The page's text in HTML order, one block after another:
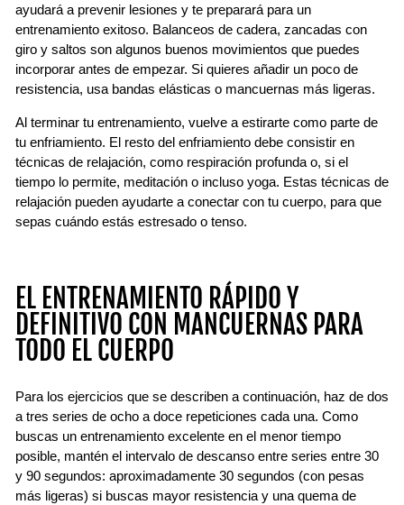
ayudará a prevenir lesiones y te preparará para un
entrenamiento exitoso. Balanceos de cadera, zancadas con
giro y saltos son algunos buenos movimientos que puedes
incorporar antes de empezar. Si quieres añadir un poco de
resistencia, usa bandas elásticas o mancuernas más ligeras.
Al terminar tu entrenamiento, vuelve a estirarte como parte de
tu enfriamiento. El resto del enfriamiento debe consistir en
técnicas de relajación, como respiración profunda o, si el
tiempo lo permite, meditación o incluso yoga. Estas técnicas de
relajación pueden ayudarte a conectar con tu cuerpo, para que
sepas cuándo estás estresado o tenso.
EL ENTRENAMIENTO RÁPIDO Y
DEFINITIVO CON MANCUERNAS PARA
TODO EL CUERPO
Para los ejercicios que se describen a continuación, haz de dos
a tres series de ocho a doce repeticiones cada una. Como
buscas un entrenamiento excelente en el menor tiempo
posible, mantén el intervalo de descanso entre series entre 30
y 90 segundos: aproximadamente 30 segundos (con pesas
más ligeras) si buscas mayor resistencia y una quema de